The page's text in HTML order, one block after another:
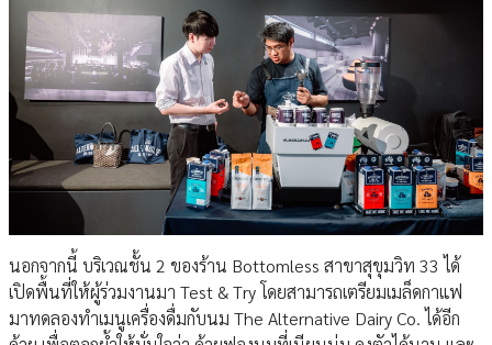
นอกจากนี้ บริเวณชั้น 2 ของร้าน Bottomless สาขาสุขุมวิท 33 ได้
เปิดพื้นที่ให้ผู้ร่วมงานมา Test & Try โดยสามารถเตรียมเมล็ดกาแฟ
มาทดลองทำเมนูเครื่องดื่มกับนม The Alternative Dairy Co. ได้อีก